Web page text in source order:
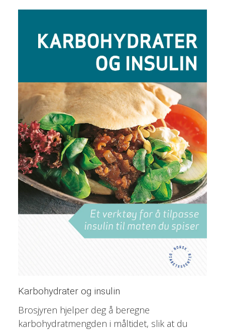
Karbohydrater og insulin
Brosjyren hjelper deg å beregne
karbohydratmengden i måltidet, slik at du